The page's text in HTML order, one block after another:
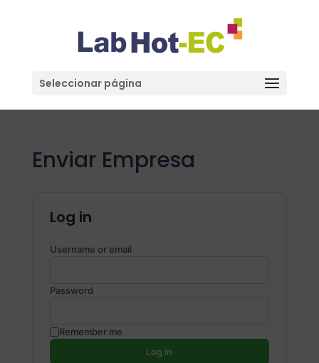
Seleccionar página
Enviar Empresa
Log in
Username or email
Password
Remember me
Log in